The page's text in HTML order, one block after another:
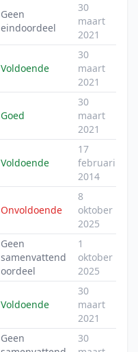
Geen
eindoordeel
30
maart
2021
Voldoende
30
maart
2021
Goed
30
maart
2021
Voldoende
17
februari
2014
Onvoldoende
8
oktober
2025
Geen
samenvattend
oordeel
1
oktober
2025
Voldoende
30
maart
2021
Geen
30